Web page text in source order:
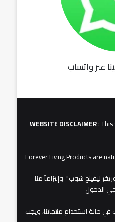
عبر واتساب
WEBSITE DISCLAIMER:
Forever Living Products are
" فريق فوريفر ليفينج شوب" وإلتزاماً منا
الدخول
حالة استخدام منتجاتنا، ويجب